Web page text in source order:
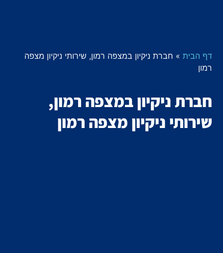
דף הבית » חברת ניקיון במצפה רמון, שירותי ניקיון מצפה
רמון
חברת ניקיון במצפה רמון,
שירותי ניקיון מצפה רמון